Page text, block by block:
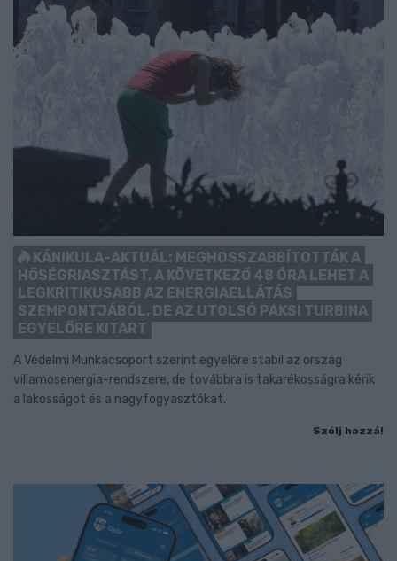
KÁNIKULA-AKTUÁL: MEGHOSSZABBÍTOTTÁK A
HŐSÉGRIASZTÁST, A KÖVETKEZŐ 48 ÓRA LEHET A
LEGKRITIKUSABB AZ ENERGIAELLÁTÁS
SZEMPONTJÁBÓL, DE AZ UTOLSÓ PAKSI TURBINA
EGYELŐRE KITART
A Védelmi Munkacsoport szerint egyelőre stabil az ország
villamosenergia-rendszere, de továbbra is takarékosságra kérik
a lakosságot és a nagyfogyasztókat.
Szólj hozzá!